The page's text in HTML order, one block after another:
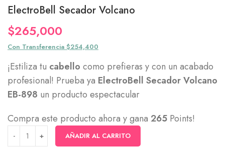
ElectroBell Secador Volcano
$265,000
Con Transferencia $254,400
¡Estiliza tu cabello como prefieras y con un acabado
profesional! Prueba ya ElectroBell Secador Volcano
EB-898 un producto espectacular
Compra este producto ahora y gana 265 Points!
AÑADIR AL CARRITO